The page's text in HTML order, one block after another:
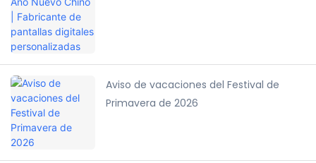
Aviso de vacaciones del Festival de
Primavera de 2026